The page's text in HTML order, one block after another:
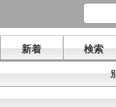
新着 検索